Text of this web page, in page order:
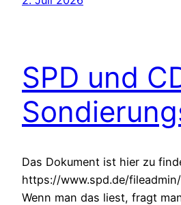
SPD und
Das Dokument ist hier zu
https://www.spd.de/fileadmin/
Wenn man das liest, fragt